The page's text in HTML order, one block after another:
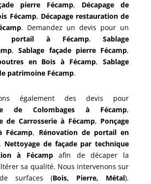
pierre
Fécamp, Décapage de
Fécamp, Décapage restauration de
. Demandez un devis pour un
portail à Fécamp,Sablage
,Sablage façade pierre Fécamp,
en Bois à Fécamp,Sablage
patrimoine Fécamp.
également des devis pour
de Colombagesà Fécamp,
de Carrosserie à Fécamp, Ponçage
Fécamp, Rénovation de portail en
, Nettoyage de façade par technique
à Fécampafin de décaper la
sa qualité. Nous intervenons sur
surfaces (Bois, Pierre, Métal).